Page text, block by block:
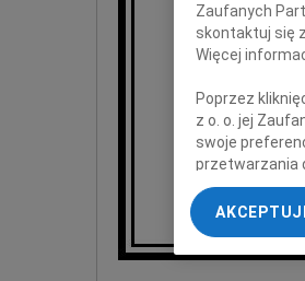
Zaufanych
skontaktuj się
Więcej
Poprzez
z o. o. jej
swoje
przetwarzania
„Ustawienia
My, nasi
dokładnych